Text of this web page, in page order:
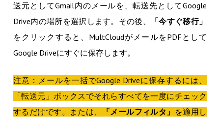
送元としてGmail内のメールを、転送先としてGoogle
Drive内の場所を選択します。その後、
「今すぐ移行」
をクリックすると、MultCloudがメールをPDFとして
Google Driveにすぐに保存します。
注意：メールを一括でGoogle Driveに保存するには、
「転送元」ボックスでそれらすべてを一度にチェック
するだけです。または、
「メールフィルタ」 を適用し